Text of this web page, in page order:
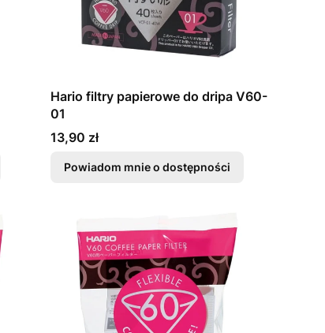
Hario filtry papierowe do dripa V60-
01
Cena
13,90 zł
Powiadom mnie o dostępności